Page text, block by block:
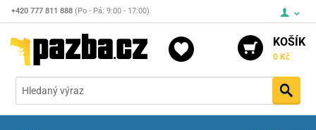
+420 777 811 888 (Po - Pá: 9:00 - 17:00)
KOŠÍK
0 Kč